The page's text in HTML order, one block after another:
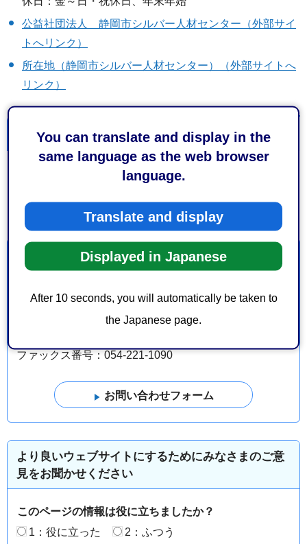
You can translate and display in the
same language as the web browser
language.
Translate and display
Displayed in Japanese
After 10 seconds, you will automatically be taken to
the Japanese page.
公益社団法人 静岡市シルバー人材センター（外部サイ
トへリンク）
所在地（静岡市シルバー人材センター）（外部サイトへ
リンク）
関連リンク
「仕事をお願いしたい方」は「シルバー人材センター(お
お問い合わせ
保健福祉長寿局健康福祉部高齢者福祉課いきいき長寿係
葵区追手町5-1 静岡庁舎新館14階
ファックス番号：054-221-1090
より良いウェブサイトにするためにみなさまのご意
見をお聞かせください
このページの情報は役に立ちましたか？
1：役に立った
2：ふつう